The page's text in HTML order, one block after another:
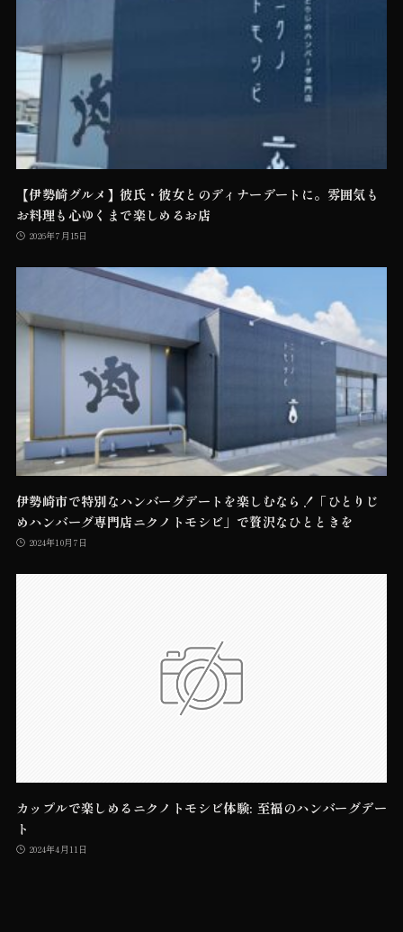
【伊勢崎グルメ】彼氏・彼女とのディナーデートに。雰囲気も
お料理も心ゆくまで楽しめるお店
2026年7月15日
伊勢崎市で特別なハンバーグデートを楽しむなら！「ひとりじ
めハンバーグ専門店ニクノトモシビ」で贅沢なひとときを
2024年10月7日
カップルで楽しめるニクノトモシビ体験: 至福のハンバーグデー
ト
2024年4月11日